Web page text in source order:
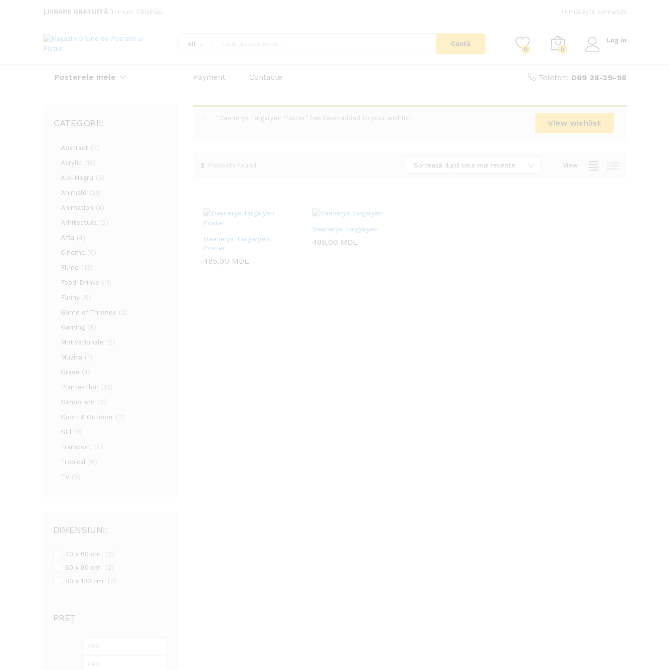
LIVRARE GRATUITĂ în mun. Chișinău Urmărește comanda
All Caută
0 0
Log in
Posterele mele Payment Contacte Telefon: 069 28-29-98
View wishlist
“Daenerys Targaryen Poster” has been added to your wishlist
2 Products found View
Sortează după cele mai recente
Daenerys Targaryen
Poster
485,00 MDL
485,00 MDL
Daenerys Targaryen
485,00 MDL
485,00 MDL
CATEGORII:
Abstract (7)
Acrylic (16)
Alb-Negru (5)
Animale (21)
Animation (4)
Arhitectura (2)
Arta (4)
Cinema (5)
Filme (13)
Food-Drinks (11)
Funny (6)
Game of Thrones (2)
Gaming (8)
Motivationale (2)
Muzica (1)
Orase (4)
Plante-Flori (13)
Simbolism (2)
Sport & Outdoor (3)
Stil (1)
Transport (5)
Tropical (6)
TV (5)
DIMENSIUNI:
40 x 60 cm
(2)
60 x 80 cm
(2)
80 x 100 cm
(2)
PREȚ
Preț